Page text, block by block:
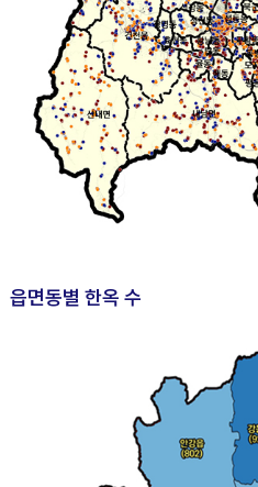
읍면동별 한옥 수